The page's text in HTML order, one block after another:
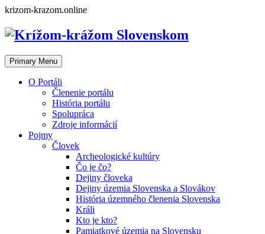
Skip
content
krizom-krazom.online
Primary Menu
O Portáli
Členenie portálu
História portálu
Spolupráca
Zdroje informácií
Pojmy
Človek
Archeologické kultúry
Čo je čo?
Dejiny človeka
Dejiny územia Slovenska a Slovákov
História územného členenia Slovenska
Králi
Kto je kto?
Pamiatkové územia na Slovensku